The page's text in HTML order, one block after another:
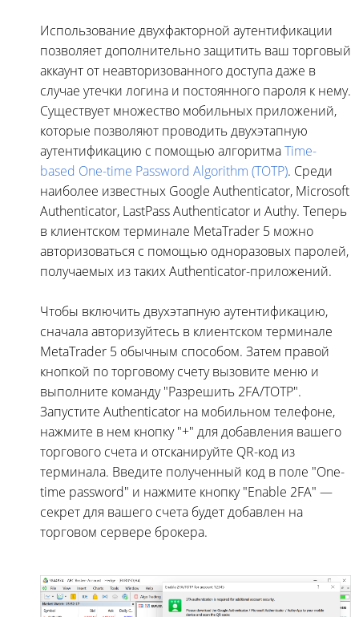
Использование двухфакторной аутентификации
позволяет дополнительно защитить ваш торговый
аккаунт от неавторизованного доступа даже в
случае утечки логина и постоянного пароля к нему.
Существует множество мобильных приложений,
которые позволяют проводить двухэтапную
аутентификацию с помощью алгоритмаTime-
based One-time Password Algorithm (TOTP). Среди
наиболее известных Google Authenticator, Microsoft
Authenticator, LastPass Authenticator и Authy. Теперь
в клиентском терминале MetaTrader 5 можно
авторизоваться с помощью одноразовых паролей,
получаемых из таких Authenticator-приложений.
Чтобы включить двухэтапную аутентификацию,
сначала авторизуйтесь в клиентском терминале
MetaTrader 5 обычным способом. Затем правой
кнопкой по торговому счету вызовите меню и
выполните команду "Разрешить 2FA/TOTP".
Запустите Authenticator на мобильном телефоне,
нажмите в нем кнопку "+" для добавления вашего
торгового счета и отсканируйте QR-код из
терминала. Введите полученный код в поле "One-
time password" и нажмите кнопку "Enable 2FA" —
секрет для вашего счета будет добавлен на
торговом сервере брокера.